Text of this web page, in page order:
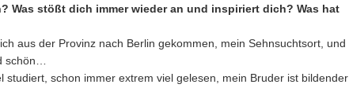
Was stößt dich immer wieder an und inspiriert dich? Was hat
aus der Provinz nach Berlin gekommen, mein Sehnsuchtsort, und
schön…
schon immer extrem viel gelesen, mein Bruder ist bildender